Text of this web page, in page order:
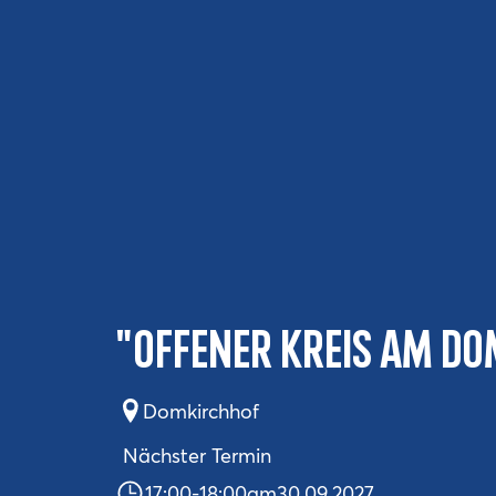
"Offener Kreis am
Domkirchhof
Nächster Termin